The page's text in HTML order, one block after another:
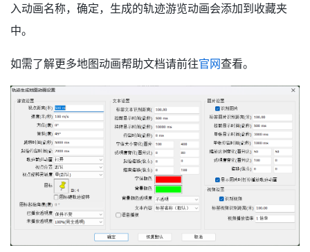
入动画名称，确定，生成的轨迹游览动画会添加到收藏夹
中。
如需了解更多地图动画帮助文档请前往官网查看。